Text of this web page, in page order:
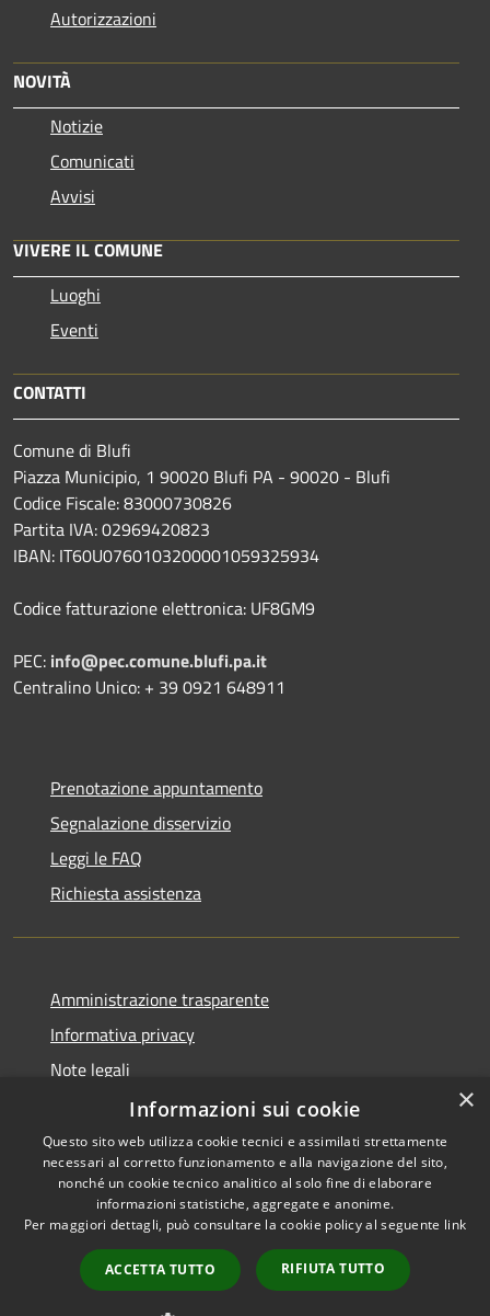
Autorizzazioni
NOVITÀ
Notizie
Comunicati
Avvisi
VIVERE IL COMUNE
Luoghi
Eventi
CONTATTI
Comune di Blufi
Piazza Municipio, 1 90020 Blufi PA - 90020 - Blufi
Codice Fiscale: 83000730826
Partita IVA: 02969420823
IBAN: IT60U0760103200001059325934
Codice fatturazione elettronica: UF8GM9
PEC: info@pec.comune.blufi.pa.it
Centralino Unico: + 39 0921 648911
Prenotazione appuntamento
Segnalazione disservizio
Leggi le FAQ
Richiesta assistenza
Amministrazione trasparente
Informativa privacy
Note legali
Dichiarazione di accessibilità
RSS
Accessibilità
Copyright © 2026 • Comune di
Municipium•
Accesso
redazione
×
Informazioni sui cookie
Questo sito web utilizza cookie tecnici e assimilati strettamente
necessari al corretto funzionamento e alla navigazione del sito,
nonché un cookie tecnico analitico al solo fine di elaborare
informazioni statistiche, aggregate e anonime.
Per maggiori dettagli, può consultare la cookie policy al seguente link
ACCETTA TUTTO RIFIUTA TUTTO